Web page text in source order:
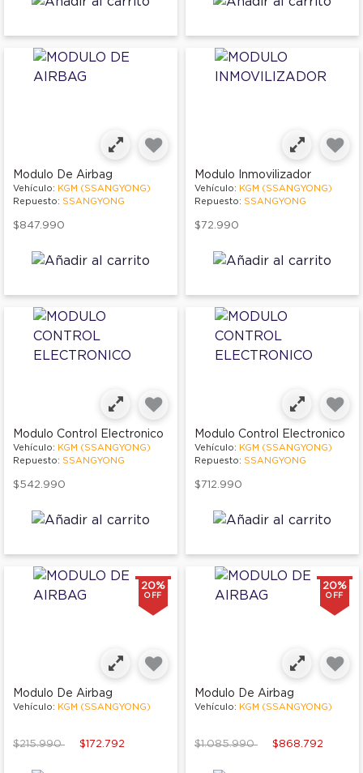
Modulo De Airbag
Vehículo: KGM (SSANGYONG)
Repuesto: SSANGYONG
$847.990
Modulo Inmovilizador
Vehículo: KGM (SSANGYONG)
Repuesto: SSANGYONG
$72.990
Modulo Control Electronico
Vehículo: KGM (SSANGYONG)
Repuesto: SSANGYONG
$542.990
Modulo Control Electronico
Vehículo: KGM (SSANGYONG)
Repuesto: SSANGYONG
$712.990
20%
OFF
Modulo De Airbag
Vehículo: KGM (SSANGYONG)
Price reduced from
$215.990to $172.792
20%
OFF
Modulo De Airbag
Vehículo: KGM (SSANGYONG)
Price reduced from
$1.085.990to $868.792